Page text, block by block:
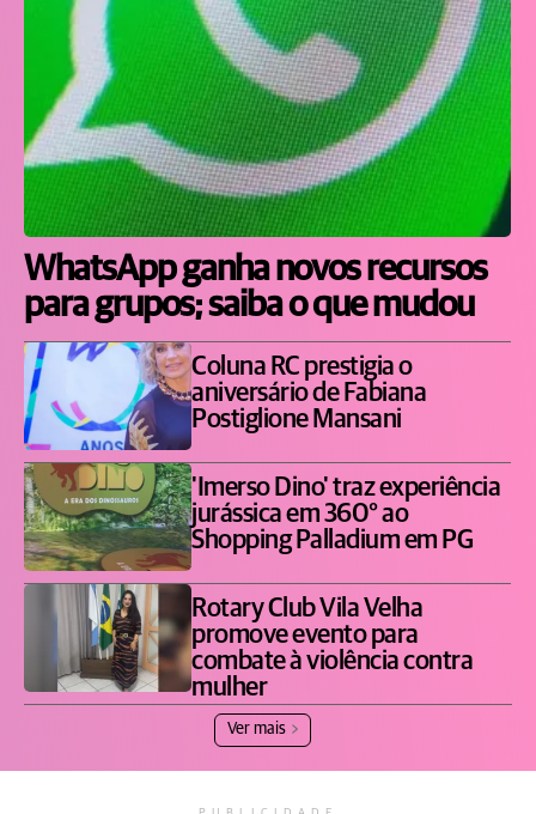
WhatsApp ganha novos recursos
para grupos; saiba o que mudou
Coluna RC prestigia o
aniversário de Fabiana
Postiglione Mansani
'Imerso Dino' traz experiência
jurássica em 360° ao
Shopping Palladium em PG
Rotary Club Vila Velha
promove evento para
combate à violência contra
mulher
Ver mais